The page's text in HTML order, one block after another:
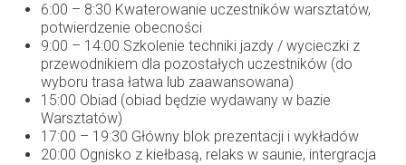
6:00 – 8:30 Kwaterowanie uczestników warsztatów,
potwierdzenie obecności
9:00 – 14:00 Szkolenie techniki jazdy / wycieczki z
przewodnikiem dla pozostałych uczestników (do
wyboru trasa łatwa lub zaawansowana)
15:00 Obiad (obiad będzie wydawany w bazie
Warsztatów)
17:00 – 19:30 Główny blok prezentacji i wykładów
20:00 Ognisko z kiełbasą, relaks w saunie, intergracja